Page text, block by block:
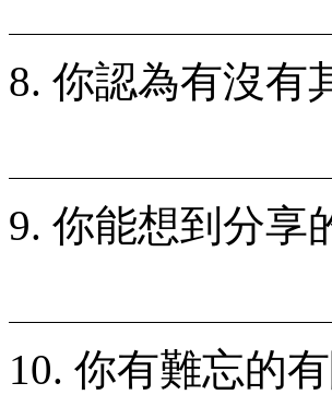
8. 你認為有沒有
9. 你能想到分享
10. 你有難忘的